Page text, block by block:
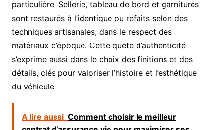
particulière. Sellerie, tableau de bord et garnitures
sont restaurés à l’identique ou refaits selon des
techniques artisanales, dans le respect des
matériaux d’époque. Cette quête d’authenticité
s’exprime aussi dans le choix des finitions et des
détails, clés pour valoriser l’histoire et l’esthétique
du véhicule.
A lire aussi Comment choisir le meilleur